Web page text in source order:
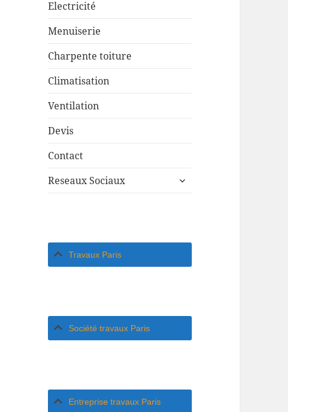
Electricité
Menuiserie
Charpente toiture
Climatisation
Ventilation
Devis
Contact
Reseaux Sociaux
ouvrir
Travaux Paris
Société travaux Paris
Entreprise travaux Paris